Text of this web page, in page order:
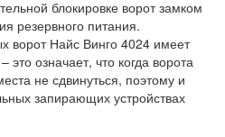
блокировке ворот замком
резервного питания.
ворот Найс Винго 4024 имеет
означает, что когда ворота
не сдвинуться, поэтому и
запирающих устройствах